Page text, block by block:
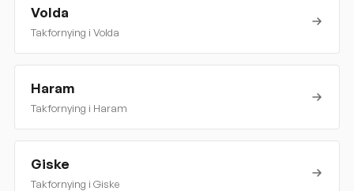
Volda
Takfornying i Volda
Haram
Takfornying i Haram
Giske
Takfornying i Giske